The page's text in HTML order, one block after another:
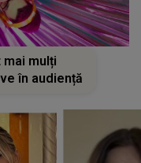
mulți
în audiență